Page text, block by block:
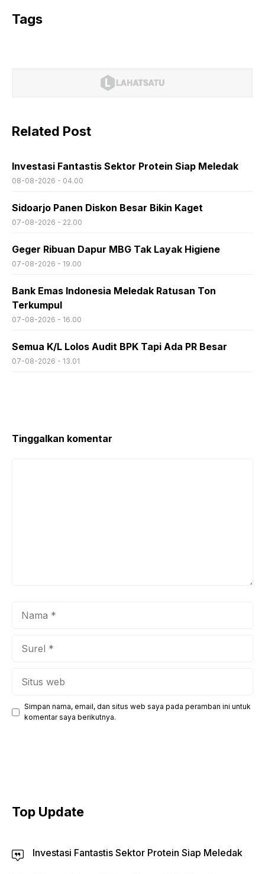
Tags
Related Post
Investasi Fantastis Sektor Protein Siap Meledak
08-08-2026 - 04.00
Sidoarjo Panen Diskon Besar Bikin Kaget
07-08-2026 - 22.00
Geger Ribuan Dapur MBG Tak Layak Higiene
07-08-2026 - 19.00
Bank Emas Indonesia Meledak Ratusan Ton
Terkumpul
07-08-2026 - 16.00
Semua K/L Lolos Audit BPK Tapi Ada PR Besar
07-08-2026 - 13.01
Tinggalkan komentar
Simpan nama, email, dan situs web saya pada peramban ini untuk
komentar saya berikutnya.
Top Update
Investasi Fantastis Sektor Protein Siap Meledak